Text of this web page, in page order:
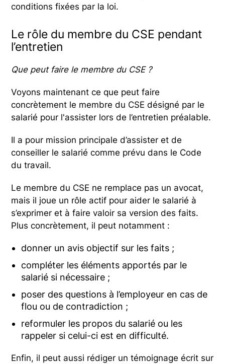
conditions fixées par la loi.
Le rôle du membre du CSE pendant
l’entretien
Que peut faire le membre du CSE ?
Voyons maintenant ce que peut faire
concrètement le membre du CSE désigné par le
salarié pour l'assister lors de l’entretien préalable.
Il a pour mission principale d’assister et de
conseiller le salarié comme prévu dans le Code
du travail.
Le membre du CSE ne remplace pas un avocat,
mais il joue un rôle actif pour aider le salarié à
s’exprimer et à faire valoir sa version des faits.
Plus concrètement, il peut notamment :
donner un avis objectif sur les faits ;
compléter les éléments apportés par le
salarié si nécessaire ;
poser des questions à l’employeur en cas de
flou ou de contradiction ;
reformuler les propos du salarié ou les
rappeler si celui-ci est en difficulté.
Enfin, il peut aussi rédiger un témoignage écrit sur